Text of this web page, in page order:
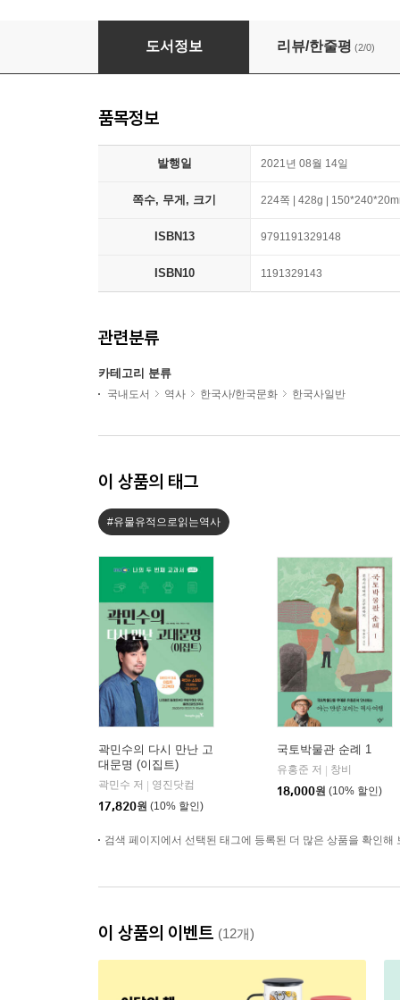
한민족 창세역사의 성지, 강화도를 가다
도서정보 리뷰/한줄평 (2/0)
품목정보
발행일 2021년 08월 14일
쪽수, 무게, 크기 224쪽 | 428g |
ISBN13 9791191329148
ISBN10 1191329143
관련분류
카테고리 분류
국내도서 역사 한국사/한국문화 한국사일반
이 상품의 태그
#유물유적으로읽는역사
곽민수의 다시 만난 고
대문명 (이집트)
곽민수 저
영진닷컴
17,820원 (10% 할인)
국토박물관 순례 1
유홍준 저
창비
18,000원 (10% 할인)
검색 페이지에서 선택된 태그에 등록된 더 많은 상품을 확인해
이 상품의 이벤트 (12개)